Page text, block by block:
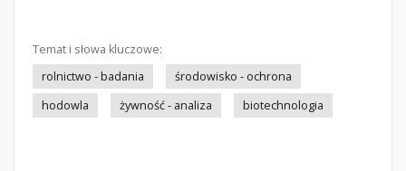
Temat i słowa kluczowe:
rolnictwo - badania
środowisko - ochrona
hodowla
żywność - analiza biotechnologia